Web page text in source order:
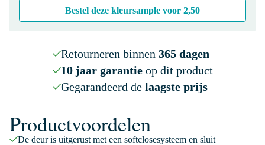
Bestel deze kleursample voor 2,50
Retourneren binnen 365 dagen
10 jaar garantieop dit product
Gegarandeerd de laagste prijs
Productvoordelen
De deur is uitgerust met een softclosesysteem en sluit